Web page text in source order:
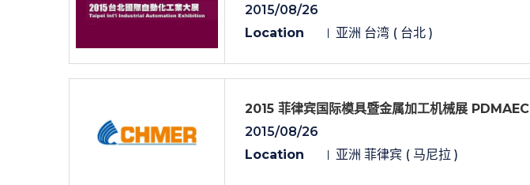
2015/08/26
Location
亚洲 台湾 ( 台北 )
2015 菲律宾国际模具暨金属加工机械展 PDMAEC
2015/08/26
Location
亚洲 菲律宾 ( 马尼拉 )